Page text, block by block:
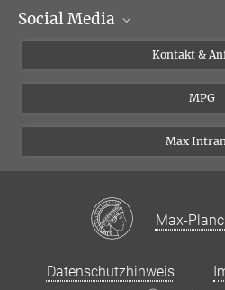
Veranstaltungen
Journalisten
Doktoranden
Social Media
Linked in
Kontakt &
MPG
Max
Max-
Datenschutzhinweis